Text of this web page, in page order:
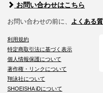
お問い合わせはこちら
お問い合わせの前に、 よくある
利用規約
特定商取引法に基づく表示
個人情報保護について
著作権・リンクについて
翔泳社について
SHOEISHA iDについて